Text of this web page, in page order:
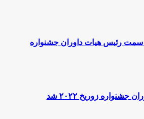
سمت رئیس هیات داوران جشنواره
زوریخ ۲۰۲۲ شد